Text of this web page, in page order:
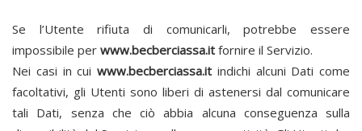
Se l’Utente rifiuta di comunicarli, potrebbe essere
impossibile per www.becberciassa.it fornire il Servizio.
Nei casi in cui www.becberciassa.it indichi alcuni Dati come
facoltativi, gli Utenti sono liberi di astenersi dal comunicare
tali Dati, senza che ciò abbia alcuna conseguenza sulla